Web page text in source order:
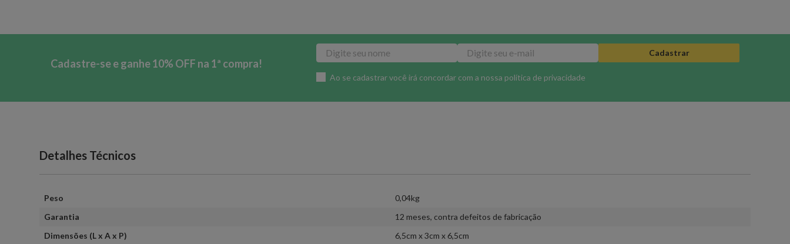
Cadastre-se e ganhe 10% OFF na 1ª compra!
Cadastrar
Ao se cadastrar você irá concordar com a nossa política de privacidade
Detalhes Técnicos
Peso
0,04kg
Garantia
12 meses, contra defeitos de fabricação
Dimensões (L x A x P)
6,5cm x 3cm x 6,5cm